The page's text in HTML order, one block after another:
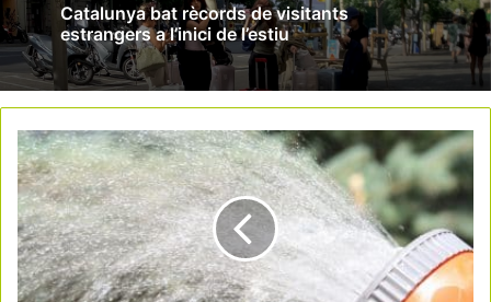
Catalunya bat rècords de visitants
estrangers a l’inici de l’estiu